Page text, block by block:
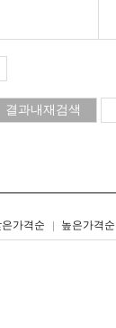
은가격순 높은가격순